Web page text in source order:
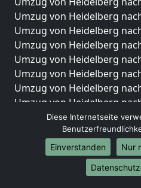
Umzug von Heidelberg
Umzug von Heidelberg
Umzug von Heidelberg
Umzug von Heidelberg
Umzug von Heidelberg
Umzug von Heidelberg
Umzug von Heidelberg
Umzug von Heidelberg
Umzug von Heidelberg
Umzug von Heidelberg
Internationale-
Diese Internetseite
Einverstanden
Nur